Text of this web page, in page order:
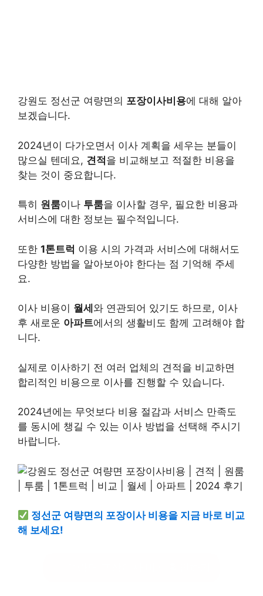
강원도 정선군 여량면의 포장이사비용에 대해 알아
보겠습니다.
2024년이 다가오면서 이사 계획을 세우는 분들이
많으실 텐데요, 견적을 비교해보고 적절한 비용을
찾는 것이 중요합니다.
특히 원룸이나 투룸을 이사할 경우, 필요한 비용과
서비스에 대한 정보는 필수적입니다.
또한 1톤트럭 이용 시의 가격과 서비스에 대해서도
다양한 방법을 알아보아야 한다는 점 기억해 주세
요.
이사 비용이 월세 와 연관되어 있기도 하므로, 이사
후 새로운 아파트에서의 생활비도 함께 고려해야 합
니다.
실제로 이사하기 전 여러 업체의 견적을 비교하면
합리적인 비용으로 이사를 진행할 수 있습니다.
2024년에는 무엇보다 비용 절감과 서비스 만족도
를 동시에 챙길 수 있는 이사 방법을 선택해 주시기
바랍니다.
정선군 여량면의 포장이사 비용을 지금 바로 비교
해 보세요!